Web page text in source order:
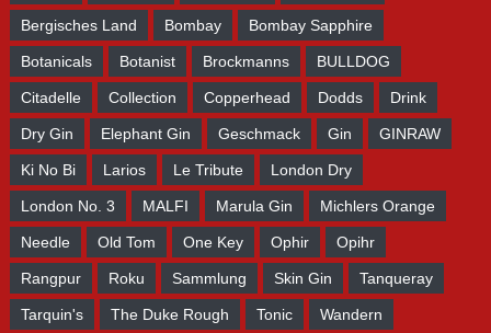
Bergisches Land Bombay Bombay Sapphire
Botanicals Botanist Brockmanns BULLDOG
Citadelle Collection Copperhead Dodds Drink
Dry Gin Elephant Gin Geschmack Gin GINRAW
Ki No Bi Larios Le Tribute London Dry
London No. 3 MALFI Marula Gin Michlers Orange
Needle Old Tom One Key Ophir Opihr
Rangpur Roku Sammlung Skin Gin Tanqueray
Tarquin's The Duke Rough Tonic Wandern